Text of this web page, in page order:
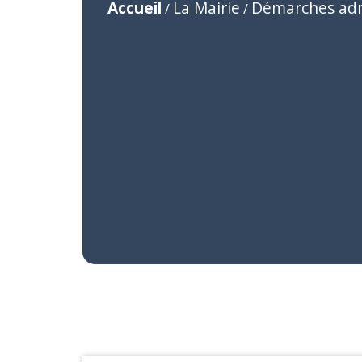
Accueil / La Mairie / Démarches